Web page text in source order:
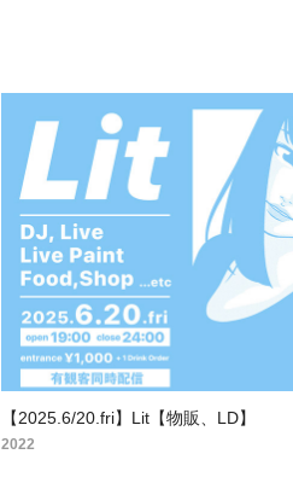
【2025.6/20.fri】Lit【物販、LD】
2022